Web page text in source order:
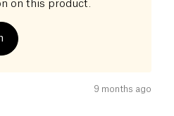
on this product.
9 months ago